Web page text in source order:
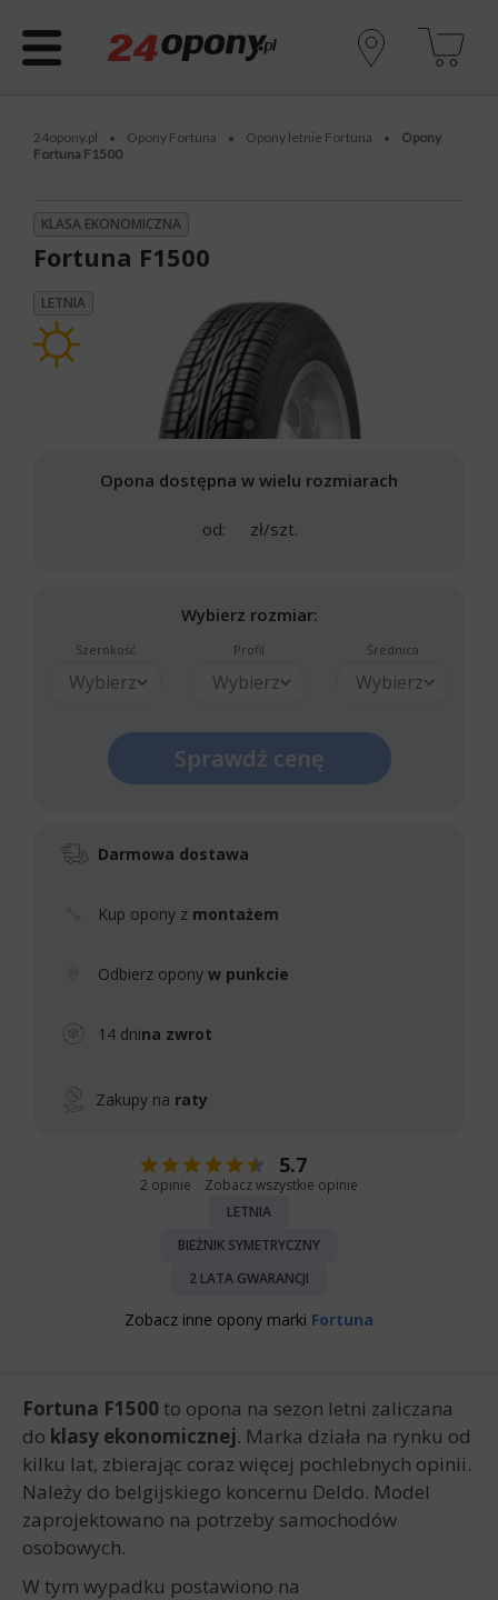
24opony.pl • Opony Fortuna • Opony letnie Fortuna •
Opony
Fortuna F1500
KLASA EKONOMICZNA
Fortuna F1500
LETNIA
Opona dostępna w wielu rozmiarach
od: zł/szt.
Wybierz rozmiar:
Szerokość
Wybierz
Profil
Wybierz
Średnica
Wybierz
Sprawdź cenę
Darmowa dostawa
Kup opony z montażem
Odbierz opony w punkcie
14 dnina zwrot
Zakupy na raty
5.7
2 opinie
Zobacz wszystkie opinie
LETNIA
BIEŻNIK SYMETRYCZNY
2 LATA GWARANCJI
Zobacz inne opony marki Fortuna
Fortuna F1500 to opona na sezon letni zaliczana
do klasy ekonomicznej. Marka działa na rynku od
kilku lat, zbierając coraz więcej pochlebnych opinii.
Należy do belgijskiego koncernu Deldo. Model
zaprojektowano na potrzeby samochodów
osobowych.
W tym wypadku postawiono na